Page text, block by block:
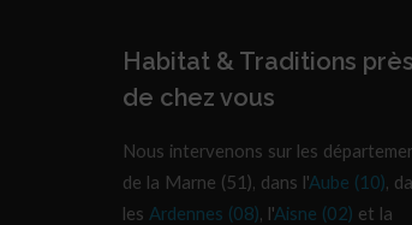
Habitat & Traditions près
de chez vous
Nous intervenons sur les
de la Marne (51), dans l'Aube (10),
les Ardennes (08), l'Aisne (02) et la